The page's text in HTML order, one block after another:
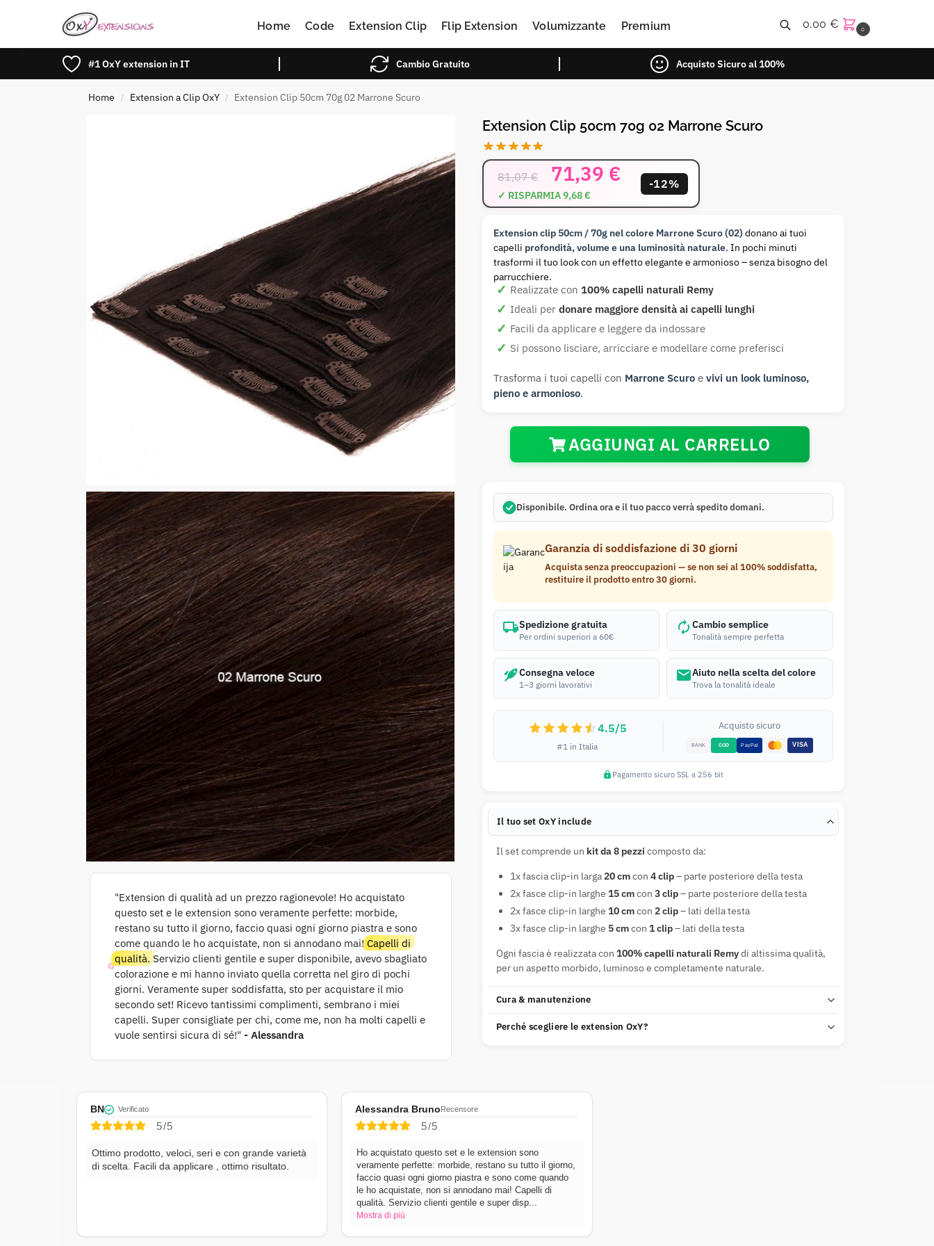
Home Code Extension Clip Flip Extension Volumizzante Premium
Search
Cerca
0,00 € 0
#1 OxY extension in IT Cambio Gratuito Acquisto Sicuro al 100%
Home / Extension a Clip OxY / Extension Clip 50cm 70g 02 Marrone Scuro
"Extension di qualità ad un prezzo ragionevole! Ho acquistato
questo set e le extension sono veramente perfette: morbide,
restano su tutto il giorno, faccio quasi ogni giorno piastra e sono
come quando le ho acquistate, non si annodano mai!Capelli di
qualità. Servizio clienti gentile e super disponibile, avevo sbagliato
colorazione e mi hanno inviato quella corretta nel giro di pochi
giorni. Veramente super soddisfatta, sto per acquistare il mio
secondo set! Ricevo tantissimi complimenti, sembrano i miei
capelli. Super consigliate per chi, come me, non ha molti capelli e
vuole sentirsi sicura di sé!" - Alessandra
Extension Clip 50cm 70g 02 Marrone Scuro
81,07€ 71,39 € -12%
Extension clip 50cm / 70g nel colore Marrone Scuro (02) donano ai tuoi
capelli profondità, volume e una luminosità naturale. In pochi minuti
trasformi il tuo look con un effetto elegante e armonioso – senza bisogno del
parrucchiere.
Realizzate con 100% capelli naturali Remy
Ideali per donare maggiore densità ai capelli lunghi
Facili da applicare e leggere da indossare
Si possono lisciare, arricciare e modellare come preferisci
Trasforma i tuoi capelli con Marrone Scuroe vivi un look luminoso,
pieno e armonioso.
AGGIUNGI AL CARRELLO
Disponibile. Ordina ora e il tuo pacco verrà speditodomani.
Garanzia di soddisfazione di 30 giorni
Acquista senza preoccupazioni — se non sei al 100% soddisfatta,
restituire il prodotto entro 30 giorni.
Spedizione gratuita
Per ordini superiori a 60€
Cambio semplice
Tonalità sempre perfetta
Consegna veloce
1–3 giorni lavorativi
Aiuto nella scelta del colore
Trova la tonalità ideale
4.5/5
#1 in Italia
Acquisto sicuro
Pagamento sicuro SSL a 256 bit
Il tuo set OxY include
Il set comprende un kit da 8 pezzi composto da:
1x fascia clip-in larga20 cmcon 4 clip– parte posteriore della testa
2x fasce clip-in larghe 15 cmcon 3 clip– parte posteriore della testa
2x fasce clip-in larghe 10 cmcon 2 clip– lati della testa
3x fasce clip-in larghe 5 cmcon 1 clip– lati della testa
Ogni fascia è realizzata con 100% capelli naturali Remydi altissima qualità,
per un aspetto morbido, luminoso e completamente naturale.
Cura & manutenzione
Perché scegliere le extension OxY?
BN Verificato
5/5
Ottimo prodotto, veloci, seri e con grande varietà
di scelta. Facili da applicare , ottimo risultato.
Alessandra Bruno Recensore
5/5
Ho acquistato questo set e le extension sono
veramente perfette: morbide, restano su tutto il giorno,
faccio quasi ogni giorno piastra e sono come quando
le ho acquistate, non si annodano mai! Capelli di
qualità. Servizio clienti gentile e super disp
Mostra di più